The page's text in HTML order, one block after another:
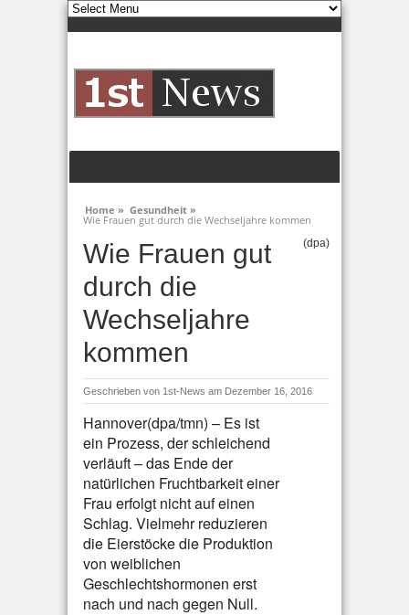
Home » Gesundheit »
Wie Frauen gut durch die Wechseljahre kommen
Wie Frauen gut
durch die
Wechseljahre
kommen
(dpa)
Geschrieben von 1st-News am Dezember 16, 2016
Hannover(dpa/tmn) – Es ist
ein Prozess, der schleichend
verläuft – das Ende der
natürlichen Fruchtbarkeit einer
Frau erfolgt nicht auf einen
Schlag. Vielmehr reduzieren
die Eierstöcke die Produktion
von weiblichen
Geschlechtshormonen erst
nach und nach gegen Null.